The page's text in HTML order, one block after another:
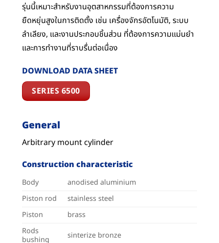
รุ่นนี้เหมาะสำหรับงานอุตสาหกรรมที่ต้องการความ
ยืดหยุ่นสูงในการติดตั้ง เช่น เครื่องจักรอัตโนมัติ, ระบบ
ลำเลียง, และงานประกอบชิ้นส่วน ที่ต้องการความแม่นยำ
และการทำงานที่ราบรื่นต่อเนื่อง
DOWNLOAD DATA SHEET
SERIES 6500
General
Arbitrary mount cylinder
Construction characteristic
Body
anodised aluminium
Piston rod
stainless steel
Piston
brass
Rods
bushing
sinterize bronze